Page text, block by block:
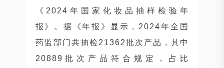
《2024年国家化妆品抽样检验年
报》。据《年报》显示，2024年全国
药监部门共抽检21362批次产品，其中
20889批次产品符合规定，占比